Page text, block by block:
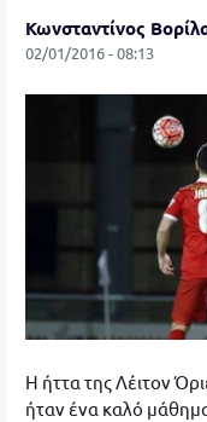
Κωνσταντίνος
02/01/2016 - 08:13
Η ήττα της Λέιτον
ήταν ένα καλό